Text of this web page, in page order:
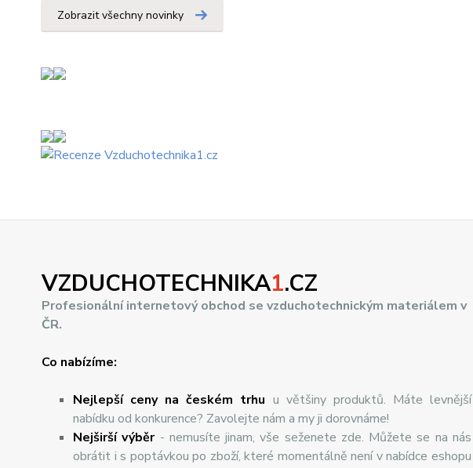
Zobrazit všechny novinky
VZDUCHOTECHNIKA1.CZ
Profesionální internetový obchod se vzduchotechnickým materiálem v
ČR.
Co nabízíme:
Nejlepší ceny na českém trhu u většiny produktů. Máte levnější
nabídku od konkurence? Zavolejte nám a my ji dorovnáme!
Nejširšívýběr- nemusíte jinam, vše seženete zde. Můžete se na nás
obrátit i s poptávkou po zboží, které momentálně není v nabídce eshopu